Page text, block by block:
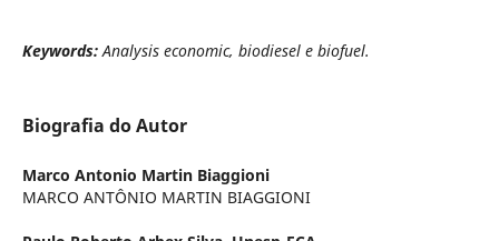
Keywords:Analysis economic, biodiesel e biofuel.
Biografia do Autor
Marco Antonio Martin Biaggioni
MARCO ANTÔNIO MARTIN BIAGGIONI